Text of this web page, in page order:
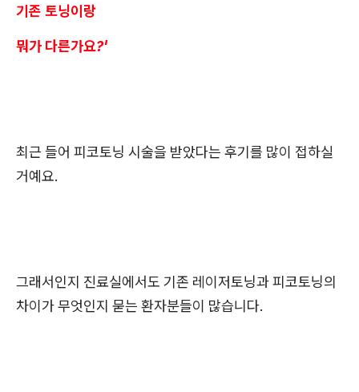
기존 토닝이랑
뭐가 다른가요?'
최근 들어 피코토닝 시술을 받았다는 후기를 많이 접하실
거예요.
그래서인지 진료실에서도 기존 레이저토닝과 피코토닝의
차이가 무엇인지 묻는 환자분들이 많습니다.